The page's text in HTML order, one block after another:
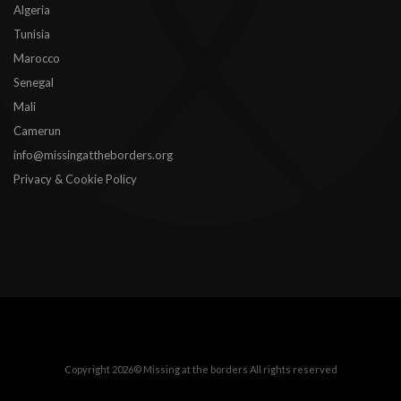
Algeria
Tunisia
Marocco
Senegal
Mali
Camerun
info@missingattheborders.org
Privacy & Cookie Policy
Copyright 2026© Missing at the borders All rights reserved